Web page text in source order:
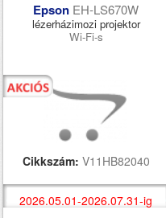
Epson EH-LS670W
lézerházimozi projektor
Wi-Fi-s
Cikkszám: V11HB82040
2026.05.01-2026.07.31-ig